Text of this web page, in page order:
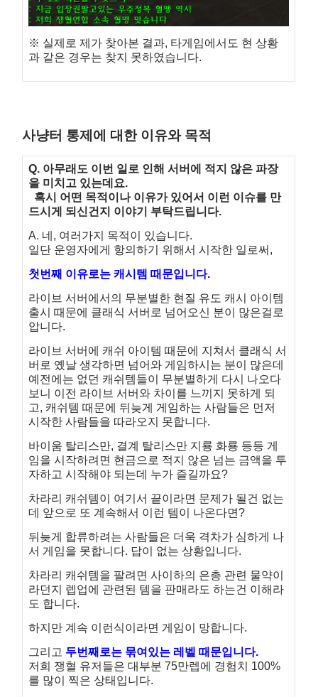
※ 실제로 제가 찾아본 결과, 타게임에서도 현 상황
과 같은 경우는 찾지 못하였습니다.
사냥터 통제에 대한 이유와 목적
Q. 아무래도 이번 일로 인해 서버에 적지 않은 파장
을 미치고 있는데요.
혹시 어떤 목적이나 이유가 있어서 이런 이슈를 만
드시게 되신건지 이야기 부탁드립니다.
A. 네, 여러가지 목적이 있습니다.
일단 운영자에게 항의하기 위해서 시작한 일로써,
첫번째 이유로는 캐시템 때문입니다.
라이브 서버에서의 무분별한 현질 유도 캐시 아이템
출시 때문에 클래식 서버로 넘어오신 분이 많은걸로
압니다.
라이브 서버에 캐쉬 아이템 때문에 지쳐서 클래식 서
버로 옜날 생각하면 넘어와 게임하시는 분이 많은데
예전에는 없던 캐쉬템들이 무분별하게 다시 나오다
보니 이전 라이브 서버와 차이를 느끼지 못하게 되
고, 캐쉬템 때문에 뒤늦게 게임하는 사람들은 먼저
시작한 사람들을 따라오지 못합니다.
바이움 탈리스만, 결계 탈리스만 지룡 화룡 등등 게
임을 시작하려면 현금으로 적지 않은 넘는 금액을 투
자하고 시작해야 되는데 누가 즐길까요?
차라리 캐쉬템이 여기서 끝이라면 문제가 될건 없는
데 앞으로 또 계속해서 이런 템이 나온다면?
뒤늦게 합류하려는 사람들은 더욱 격차가 심하게 나
서 게임을 못합니다. 답이 없는 상황입니다.
차라리 캐쉬템을 팔려면 사이하의 은총 관련 물약이
라던지 렙업에 관련된 템을 판매라도 하는건 이해라
도 합니다.
하지만 계속 이런식이라면 게임이 망합니다.
그리고 두번째로는 묶여있는 레벨 때문입니다.
저희 쟁혈 유저들은 대부분 75만렙에 경험치 100%
를 많이 찍은 상태입니다.